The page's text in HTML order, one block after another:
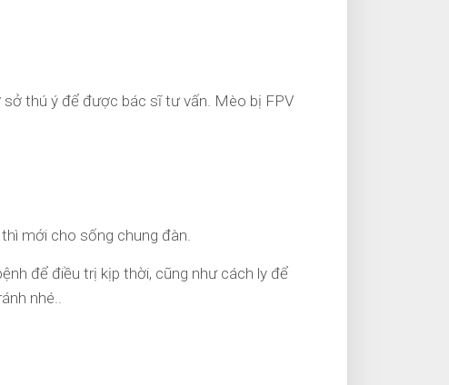
sở thú ý để được bác sĩ tư vấn. Mèo bị FPV
mới cho sống chung đàn.
để điều trị kịp thời, cũng như cách ly để
nhé..